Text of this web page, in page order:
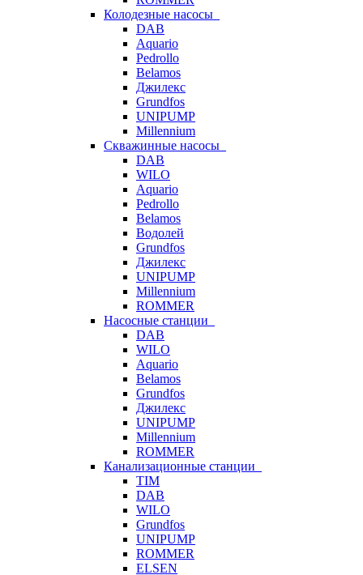
Колодезные насосы
DAB
Aquario
Pedrollo
Belamos
Джилекс
Grundfos
UNIPUMP
Millennium
Скважинные насосы
DAB
WILO
Aquario
Pedrollo
Belamos
Водолей
Grundfos
Джилекс
UNIPUMP
Millennium
ROMMER
Насосные станции
DAB
WILO
Aquario
Belamos
Grundfos
Джилекс
UNIPUMP
Millennium
ROMMER
Канализационные станции
TIM
DAB
WILO
Grundfos
UNIPUMP
ROMMER
ELSEN